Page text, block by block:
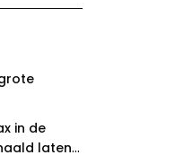
in de
laten